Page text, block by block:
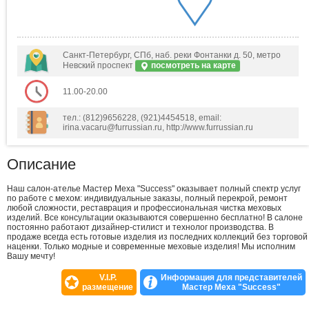
Санкт-Петербург, СПб, наб. реки Фонтанки д. 50, метро
Невский проспект
посмотреть на карте
11.00-20.00
тел.: (812)9656228, (921)4454518, email:
irina.vacaru@furrussian.ru, http://www.furrussian.ru
Описание
Наш салон-ателье Мастер Меха "Success" оказывает полный спектр услуг
по работе с мехом: индивидуальные заказы, полный перекрой, ремонт
любой сложности, реставрация и профессиональная чистка меховых
изделий. Все консультации оказываются совершенно бесплатно! В салоне
постоянно работают дизайнер-стилист и технолог производства. В
продаже всегда есть готовые изделия из последних коллекций без торговой
наценки. Только модные и современные меховые изделия! Мы исполним
Вашу мечту!
V.I.P.
размещение
Информация для представителей
Мастер Меха "Success"